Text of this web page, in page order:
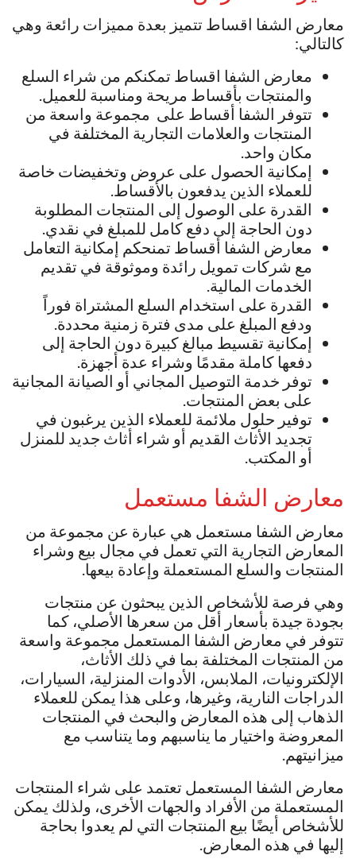
معارض الشفا اقساط تتميز بعدة مميزات رائعة وهي
كالتالي:
معارض الشفا اقساط تمكنكم من شراء السلع
والمنتجات بأقساط مريحة ومناسبة للعميل.
تتوفر الشفا أقساط على مجموعة واسعة من
المنتجات والعلامات التجارية المختلفة في
مكان واحد.
إمكانية الحصول على عروض وتخفيضات خاصة
للعملاء الذين يدفعون بالأقساط.
القدرة على الوصول إلى المنتجات المطلوبة
دون الحاجة إلى دفع كامل للمبلغ في نقدي.
معارض الشفا أقساط تمنحكم إمكانية التعامل
مع شركات تمويل رائدة وموثوقة في تقديم
الخدمات المالية.
القدرة على استخدام السلع المشتراة فوراً
ودفع المبلغ على مدى فترة زمنية محددة.
إمكانية تقسيط مبالغ كبيرة دون الحاجة إلى
دفعها كاملة مقدمًا وشراء عدة أجهزة.
توفر خدمة التوصيل المجاني أو الصيانة المجانية
على بعض المنتجات.
توفير حلول ملائمة للعملاء الذين يرغبون في
تجديد الأثاث القديم أو شراء أثاث جديد للمنزل
أو المكتب.
معارض الشفا مستعمل
معارض الشفا مستعمل هي عبارة عن مجموعة من
المعارض التجارية التي تعمل في مجال بيع وشراء
المنتجات والسلع المستعملة وإعادة بيعها.
وهي فرصة للأشخاص الذين يبحثون عن منتجات
بجودة جيدة بأسعار أقل من سعرها الأصلي، كما
تتوفر في معارض الشفا المستعمل مجموعة واسعة
من المنتجات المختلفة بما في ذلك الأثاث،
الإلكترونيات، الملابس، الأدوات المنزلية، السيارات،
الدراجات النارية، وغيرها، وعلى هذا يمكن للعملاء
الذهاب إلى هذه المعارض والبحث في المنتجات
المعروضة واختيار ما يناسبهم وما يتناسب مع
ميزانيتهم.
معارض الشفا المستعمل تعتمد على شراء المنتجات
المستعملة من الأفراد والجهات الأخرى، ولذلك يمكن
للأشخاص أيضًا بيع المنتجات التي لم يعدوا بحاجة
إليها في هذه المعارض.